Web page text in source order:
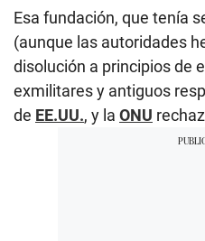
Esa fundación, que tenía
(aunque las autoridades
disolución a principios de
exmilitares y antiguos
de EE.UU., y la ONU